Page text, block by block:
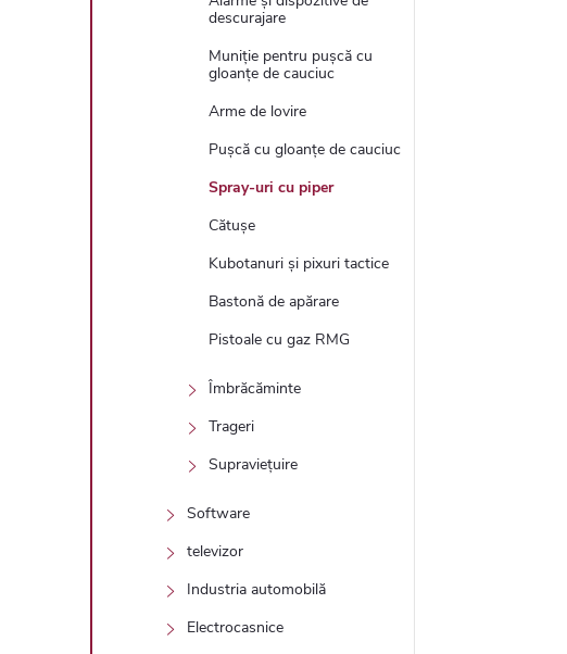
descurajare
Muniție pentru pușcă cu
gloanțe de cauciuc
Arme de lovire
Pușcă cu gloanțe de cauciuc
Spray-uri cu piper
Cătușe
Kubotanuri și pixuri tactice
Bastonă de apărare
Pistoale cu gaz RMG
Îmbrăcăminte
Trageri
Supraviețuire
Software
televizor
Industria automobilă
Electrocasnice